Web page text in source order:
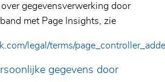
gegevensverwerking door
met Page Insights, zie
legal/terms/
gegevens door